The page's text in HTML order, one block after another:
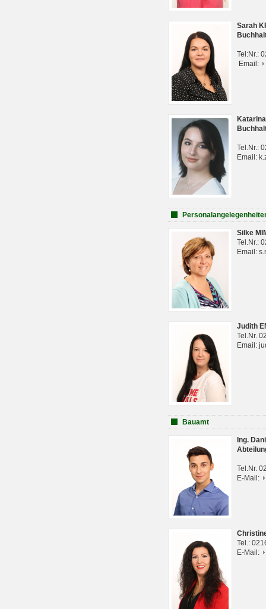
Sarah
Tel:Nr.:
Email:
Tel.Nr.:
Email:
Silke
Tel.Nr.:
Email:
Judith
Tel.Nr.
Email:
Bauamt
Ing.
Tel.Nr.
E-Mail:
Tel.:
E-Mail: